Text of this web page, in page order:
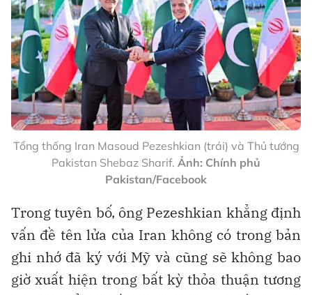
Tổng thống Iran Masoud Pezeshkian (trái) và Thủ tướng
Pakistan Shebaz Sharif. Ảnh: Chính phủ
Pakistan/Facebook
Trong tuyên bố, ông Pezeshkian khẳng định
vấn đề tên lửa của Iran không có trong bản
ghi nhớ đã ký với Mỹ và cũng sẽ không bao
giờ xuất hiện trong bất kỳ thỏa thuận tương